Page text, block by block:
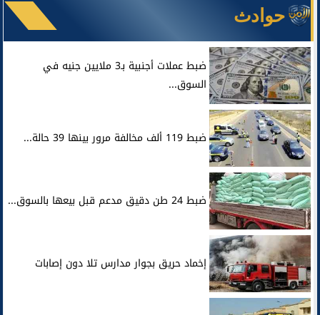
حوادث
ضبط عملات أجنبية بـ3 ملايين جنيه في
السوق...
ضبط 119 ألف مخالفة مرور بينها 39 حالة...
ضبط 24 طن دقيق مدعم قبل بيعها بالسوق...
إخماد حريق بجوار مدارس تلا دون إصابات